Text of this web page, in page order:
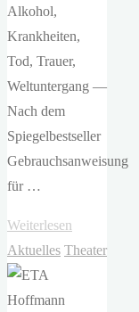
Alkohol,
Krankheiten,
Tod, Trauer,
Weltuntergang —
Nach dem
Spiegelbestseller
Gebrauchsanweisung
für …
Weiterlesen
Hoffmann
Aktuelles Theater